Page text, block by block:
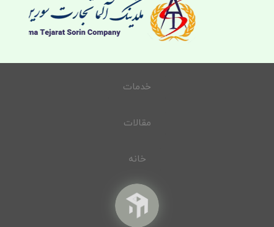
خدمات
مقالات
خانه